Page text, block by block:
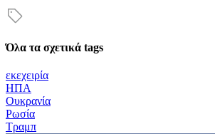
Όλα τα σχετικά tags
εκεχειρία
ΗΠΑ
Ουκρανία
Ρωσία
Τραμπ